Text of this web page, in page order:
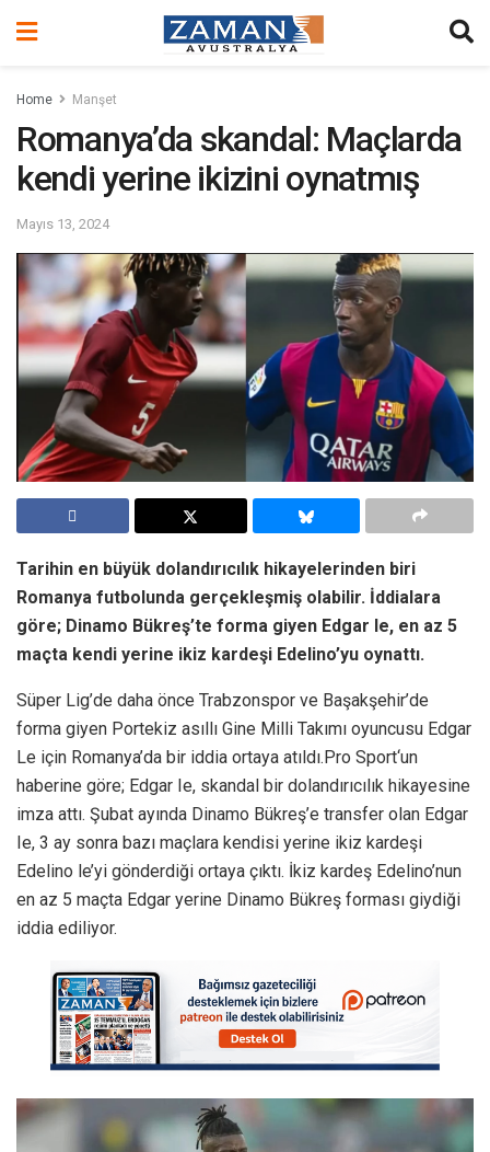
Home Manşet
Romanya’da skandal: Maçlarda
kendi yerine ikizini oynatmış
Mayıs 13, 2024
Tarihin en büyük dolandırıcılık hikayelerinden biri
Romanya futbolunda gerçekleşmiş olabilir. İddialara
göre; Dinamo Bükreş’te forma giyen Edgar Ie, en az 5
maçta kendi yerine ikiz kardeşi Edelino’yu oynattı.
Süper Lig’de daha önce Trabzonspor ve Başakşehir’de
forma giyen Portekiz asıllı Gine Milli Takımı oyuncusu Edgar
Le için Romanya’da bir iddia ortaya atıldı.Pro Sport‘un
haberine göre; Edgar Ie, skandal bir dolandırıcılık hikayesine
imza attı. Şubat ayında Dinamo Bükreş’e transfer olan Edgar
Ie, 3 ay sonra bazı maçlara kendisi yerine ikiz kardeşi
Edelino le’yi gönderdiği ortaya çıktı. İkiz kardeş Edelino’nun
en az 5 maçta Edgar yerine Dinamo Bükreş forması giydiği
iddia ediliyor.